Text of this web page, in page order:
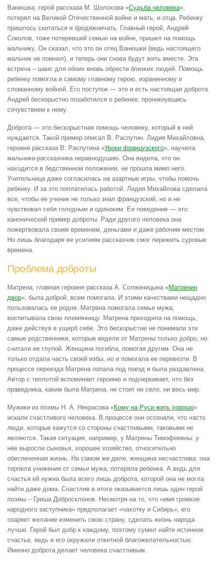
Ванюшка, герой рассказа М. Шолохова «Судьба человека»,
потерял на Великой Отечественной войне и мать, и отца. Ребенку
пришлось скитаться и бродяжничать. Главный герой, Андрей
Соколов, тоже потерявший семью на войне, пришел на помощь
мальчику. Он сказал, что это он отец Ванюшки (ведь настоящего
мальчик не помнил), и теперь они снова будут жить вместе. Эта
встреча – шанс для обоих вновь обрести близких людей. Помощь
ребенку помогла и самому главному герою, израненному и
сломанному войной. Его поступок — это и есть настоящая доброта.
Андрей бескорыстно позаботился о ребенке, проникнувшись
сочувствием к нему.
Доброта — это бескорыстная помощь человеку, который в ней
нуждается. Такой пример описал В. Распутин. Лидия Михайловна,
героиня рассказа В. Распутина «Уроки французского», научила
мальчика-рассказчика неравнодушию. Она видела, что он
находится в бедственном положении, не прошла мимо него.
Учительница даже согласилась на азартные игры, чтобы помочь
ребенку. И за это поплатилась работой. Лидия Михайлова сделала
все, чтобы ее ученик не только знал французский, но и не
чувствовал себя голодным и одиноким. Ее поведение — это
канонический пример доброты. Ради другого человека она
пожертвовала своим временем, деньгами и даже рабочим местом.
Но лишь благодаря ее усилиям рассказчик смог пережить суровые
времена.
Проблема доброты
Матрена, главная героиня рассказа А. Солженицына «Матренин
двор», была доброй, всем помогала. И этими качествами нещадно
пользовалась ее родня. Матрена помогала семье мужа,
воспитывала свою племянницу. Матрена приходила на помощь,
даже действуя в ущерб себе. Это бескорыстие не понимали эти
самые родственники, которые видели от Матрены только добро, но
считали ее глупой. Женщина погибла, помогая другим. Она не
только отдала часть своей избы, но и помогала ее перевезти. В
процессе переезда Матрена попала под поезд и была раздавлена.
Автор с теплотой вспоминает героиню и подчеркивает, что без
праведника, каким была Матрена, не стоит ни село, ни весь мир.
Мужики из поэмы Н. А. Некрасова «Кому на Руси жить хорошо»
искали счастливого человека. В процессе они осознали, что часто
люди, которые кажутся со стороны счастливыми, таковыми не
являются. Такая ситуация, например, у Матрены Тимофеевны: у
нее выросли сыновья, хорошее хозяйство, относительно
обеспеченная жизнь. На самом же деле, женщина несчастлива: она
терпела унижения от семьи мужа, потеряла ребенка. А ведь для
счастья ей нужна была всего лишь доброта, которой она не могла
найти даже дома. Счастлив в итоге оказывается лишь один герой
поэмы – Гриша Добросклонов. Несмотря на то, что «имя громкое
народного заступника» предполагает «чахотку и Сибирь», его
озаряет желание изменить свою страну, сделать жизнь народа
лучше. Герой был добр к каждому, поэтому сумел найти истинное
счастье, ведь и его окружали ответной благожелательностью.
Именно доброта делает человека счастливым.